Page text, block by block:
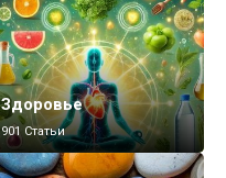
Здоровье
901 Статьи